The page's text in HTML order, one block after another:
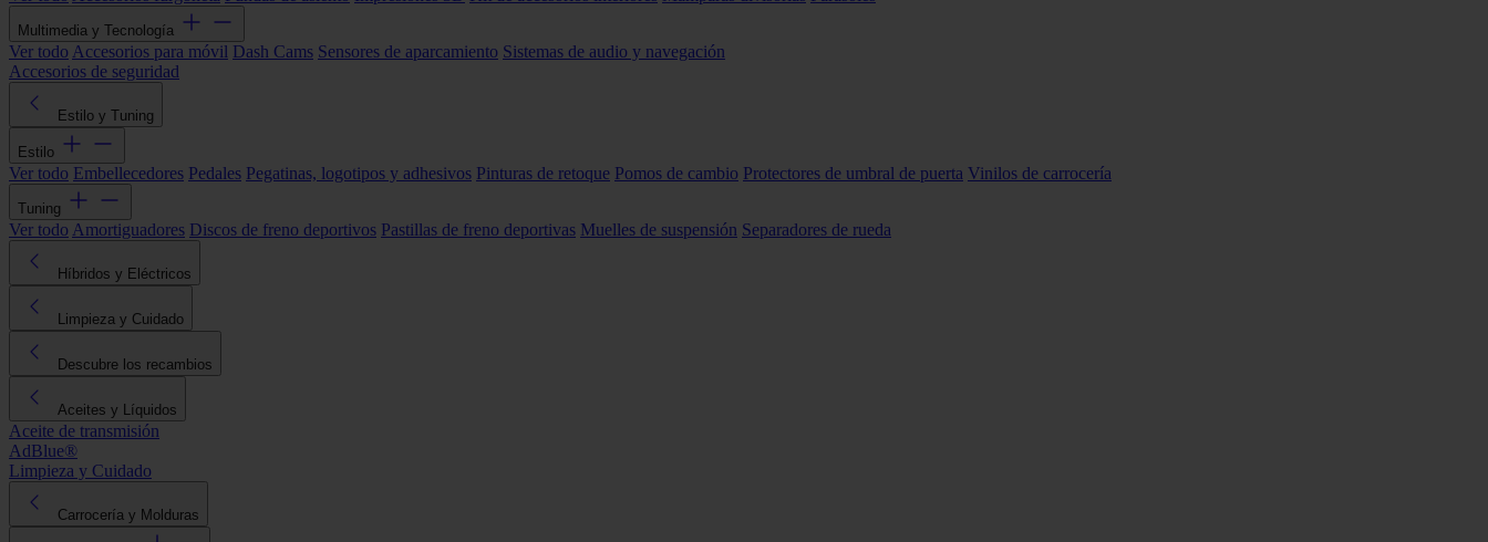
Multimedia y Tecnología
Ver todo Accesorios para móvil Dash Cams Sensores de aparcamiento Sistemas de audio y navegación
Accesorios de seguridad
Estilo y Tuning
Estilo
Ver todo Embellecedores Pedales Pegatinas, logotipos y adhesivos Pinturas de retoque Pomos de cambio Protectores de umbral de puerta Vinilos de carrocería
Tuning
Ver todo Amortiguadores Discos de freno deportivos Pastillas de freno deportivas Muelles de suspensión Separadores de rueda
Híbridos y Eléctricos
Limpieza y Cuidado
Descubre los recambios
Aceites y Líquidos
Aceite de transmisión
AdBlue®
Limpieza y Cuidado
Carrocería y Molduras